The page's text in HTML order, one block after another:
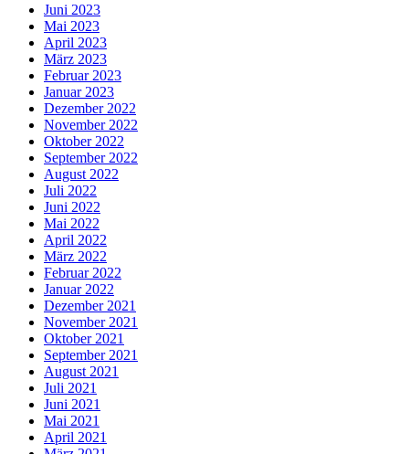
Juni 2023
Mai 2023
April 2023
März 2023
Februar 2023
Januar 2023
Dezember 2022
November 2022
Oktober 2022
September 2022
August 2022
Juli 2022
Juni 2022
Mai 2022
April 2022
März 2022
Februar 2022
Januar 2022
Dezember 2021
November 2021
Oktober 2021
September 2021
August 2021
Juli 2021
Juni 2021
Mai 2021
April 2021